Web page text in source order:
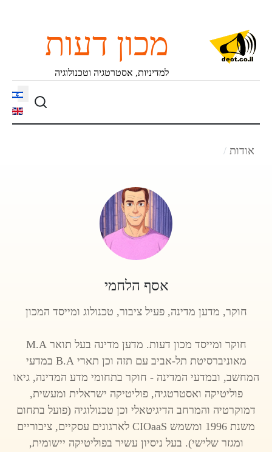
מכון דעות
למדיניות, אסטרטגיה וטכנולוגיה
אודות
אסף הלחמי
חוקר, מדען מדינה, פעיל ציבור, טכנולוג ומייסד המכון
חוקר ומייסד מכון דעות. מדען מדינה בעל תואר M.A
מאוניברסיטת תל-אביב עם תזה וכן תארי B.A במדעי
המחשב, ובמדעי המדינה - חוקר בתחומי מדע המדינה, גיאו
פוליטיקה ואסטרטגיה, פוליטיקה ישראלית ומעשית,
דמוקרטיה והמרחב הדיגיטאלי וכן טכנולוגיה (פועל בתחום
משנת 1996 ומשמש CIOaaS לארגונים עסקיים, ציבוריים
ומגזר שלישי). בעל ניסיון עשיר בפוליטיקה יישומית,